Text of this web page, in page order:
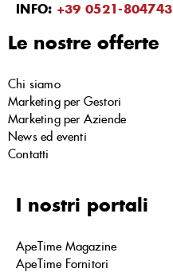
INFO: +39 0521-804743
Le nostre offerte
Chi siamo
Marketing per Gestori
Marketing per Aziende
News ed eventi
Contatti
I nostri portali
ApeTime Magazine
ApeTime Fornitori